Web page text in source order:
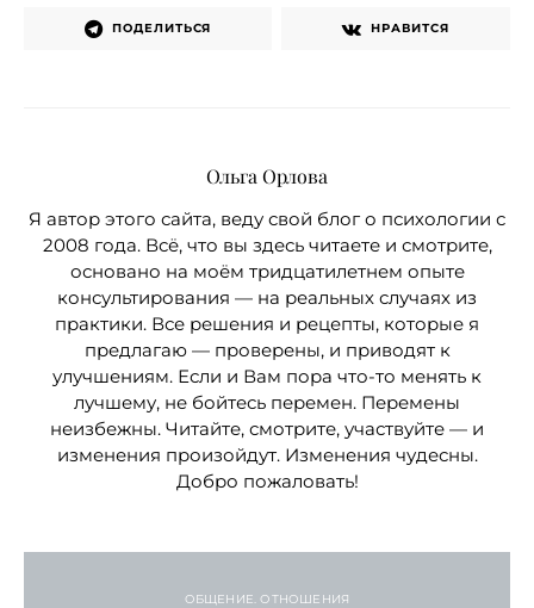
ПОДЕЛИТЬСЯ НРАВИТСЯ
Ольга Орлова
Я автор этого сайта, веду свой блог о психологии с
2008 года. Всё, что вы здесь читаете и смотрите,
основано на моём тридцатилетнем опыте
консультирования — на реальных случаях из
практики. Все решения и рецепты, которые я
предлагаю — проверены, и приводят к
улучшениям. Если и Вам пора что-то менять к
лучшему, не бойтесь перемен. Перемены
неизбежны. Читайте, смотрите, участвуйте — и
изменения произойдут. Изменения чудесны.
Добро пожаловать!
ОБЩЕНИЕ. ОТНОШЕНИЯ